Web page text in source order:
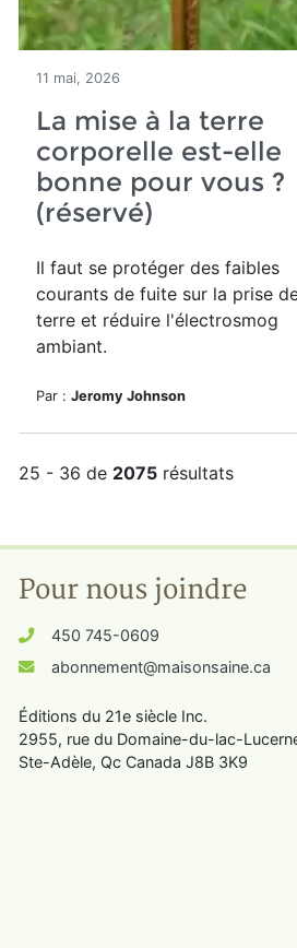
11 mai, 2026
La mise à la terre
corporelle est-elle
bonne pour vous ?
(réservé)
Il faut se protéger des faibles
courants de fuite sur la prise
terre et réduire l'électrosmog
ambiant.
Par : Jeromy Johnson
25 - 36 de 2075 résultats
Pour nous joindre
450 745-0609
abonnement@maisonsaine.ca
Éditions du 21e siècle Inc.
2955, rue du Domaine-du-lac-
Ste-Adèle, Qc Canada J8B 3K9